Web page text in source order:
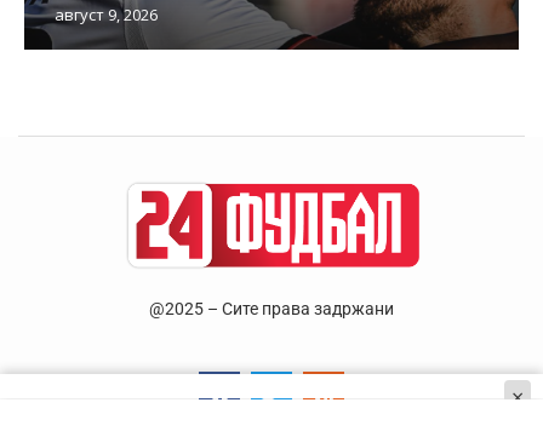
август 9, 2026
@2025 – Сите права задржани
×